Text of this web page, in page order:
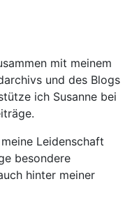
mit meinem
und des Blogs
ich Susanne bei
Leidenschaft
besondere
hinter meiner